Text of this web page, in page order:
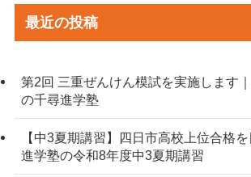
最近の投稿
第2回 三重ぜんけん模試を実施します
の千尋進学塾
【中3夏期講習】四日市高校上位合格
進学塾の令和8年度中3夏期講習